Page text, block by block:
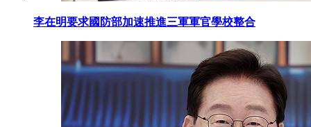
李在明要求國防部加速推進三軍軍官學校整合